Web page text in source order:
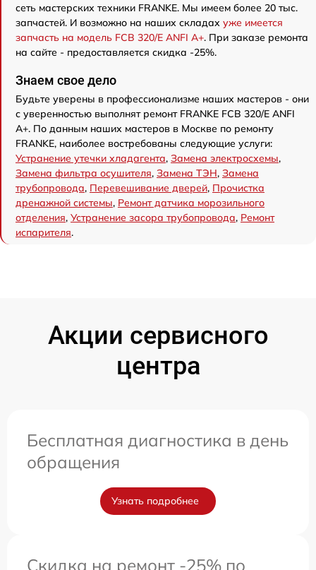
сеть мастерских техники FRANKE. Мы имеем более 20 тыс.
запчастей. И возможно на наших складах уже имеется
запчасть на модель FCB 320/E ANFI A+. При заказе ремонта
на сайте - предоставляется скидка -25%.
Знаем свое дело
Будьте уверены в профессионализме наших мастеров - они
с уверенностью выполнят ремонт FRANKE FCB 320/E ANFI
A+. По данным наших мастеров в Москве по ремонту
FRANKE, наиболее востребованы следующие услуги:
Устранение утечки хладагента, Замена электросхемы,
Замена фильтра осушителя, Замена ТЭН, Замена
трубопровода, Перевешивание дверей, Прочистка
дренажной системы, Ремонт датчика морозильного
отделения, Устранение засора трубопровода, Ремонт
испарителя.
Акции сервисного
центра
Бесплатная диагностика в день
обращения
Узнать подробнее
Скидка на ремонт -25% по